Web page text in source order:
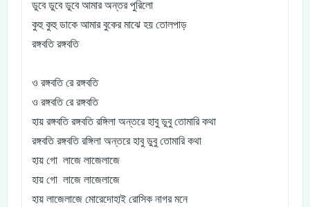
ডুবে ডুবে ডুবে আমার অন্তর পুরিলো
কুহু কুহু ডাকে আমার বুকের মাঝে হয় তোলপাড়
রঙ্গবতি রঙ্গবতি
ও রঙ্গবতি রে রঙ্গবতি
ও রঙ্গবতি রে রঙ্গবতি
হায় রঙ্গবতি রঙ্গবতি রঙ্গিলা অন্তরে হাবু ডুবু তোমারি কথা
রঙ্গবতি রঙ্গবতি রঙ্গিলা অন্তরে হাবু ডুবু তোমারি কথা
হায় গো লাজে লাজেলাজে
হায় গো লাজে লাজেলাজে
হায় লাজেলাজে মোরেদোহাই রোসিক নাগর মনে